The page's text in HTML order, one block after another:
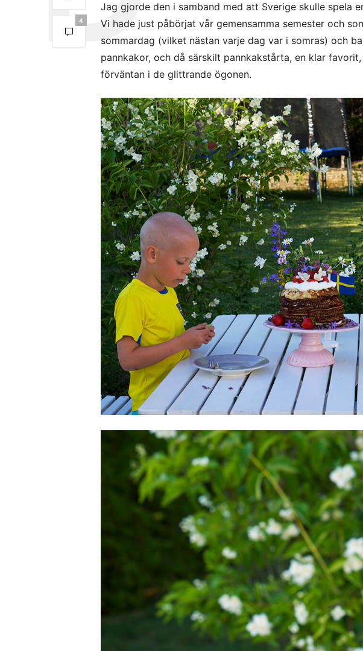
4
Jag gjorde den i samband med att Sverige skulle spela
Vi hade just påbörjat vår gemensamma semester och
sommardag (vilket nästan varje dag var i somras) och
pannkakor, och då särskilt pannkakstårta, en klar
förväntan i de glittrande ögonen.